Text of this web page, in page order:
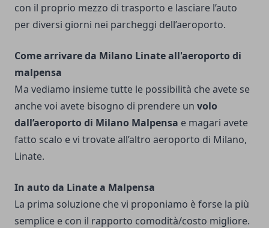
con il proprio mezzo di trasporto e lasciare l’auto
per diversi giorni nei parcheggi dell’aeroporto.
Come arrivare da Milano Linate all'aeroporto di
malpensa
Ma vediamo insieme tutte le possibilità che avete se
anche voi avete bisogno di prendere un volo
dall’aeroporto di Milano Malpensa e magari avete
fatto scalo e vi trovate all’altro aeroporto di Milano,
Linate.
In auto da Linate a Malpensa
La prima soluzione che vi proponiamo è forse la più
semplice e con il rapporto comodità/costo migliore.